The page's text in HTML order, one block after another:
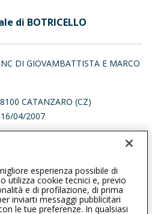
di BOTRICELLO
DI GIOVAMBATTISTA E MARCO
CATANZARO (CZ)
04/2007
esperienza possibile di
utilizza cookie tecnici e, previo
e di profilazione, di prima
inviarti messaggi pubblicitari
le tue preferenze. In qualsiasi